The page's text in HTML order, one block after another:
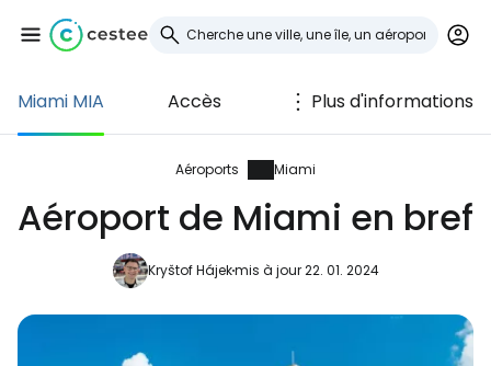
Miami MIA Accès Plus d'informations
Aéroports Miami
Aéroport de Miami en bref
Kryštof Hájekmis à jour 22. 01. 2024
Se connecter à
Cestee
... la communauté mondiale des voyageurs